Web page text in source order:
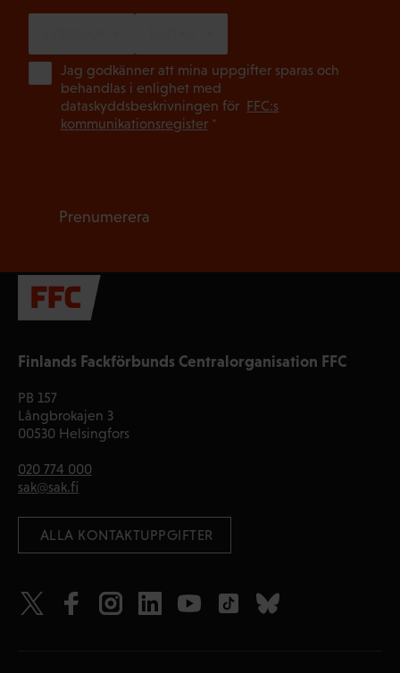
Finlands Fackförbunds Centralorganisation FFC
PB 157
Långbrokajen 3
00530 Helsingfors
020 774 000
sak@sak.fi
ALLA KONTAKTUPPGIFTER
Jag godkänner att mina uppgifter sparas och
behandlas i enlighet med
dataskyddsbeskrivningen för FFC:s
kommunikationsregister*
Prenumerera